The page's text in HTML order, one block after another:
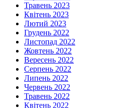
Травень 2023
Квітень 2023
Лютий 2023
Грудень 2022
Листопад 2022
Жовтень 2022
Вересень 2022
Серпень 2022
Липень 2022
Червень 2022
Травень 2022
Квітень 2022